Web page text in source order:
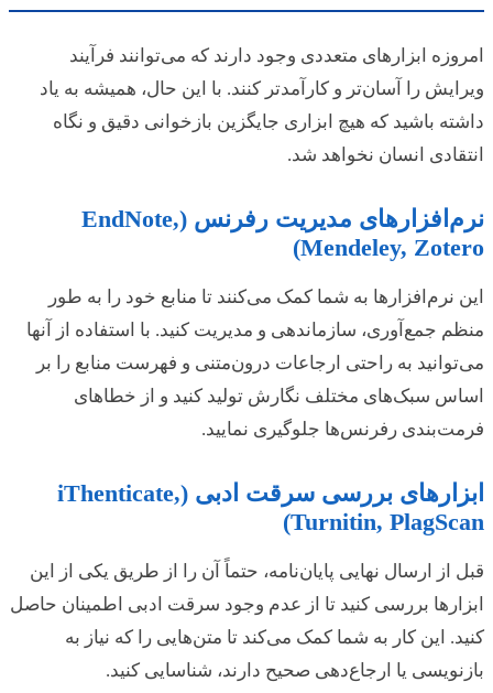
امروزه ابزارهای متعددی وجود دارند که می‌توانند فرآیند
ویرایش را آسان‌تر و کارآمدتر کنند. با این حال، همیشه به یاد
داشته باشید که هیچ ابزاری جایگزین بازخوانی دقیق و نگاه
انتقادی انسان نخواهد شد.
نرم‌افزارهای مدیریت رفرنس (EndNote,
Mendeley, Zotero)
این نرم‌افزارها به شما کمک می‌کنند تا منابع خود را به طور
منظم جمع‌آوری، سازماندهی و مدیریت کنید. با استفاده از آنها
می‌توانید به راحتی ارجاعات درون‌متنی و فهرست منابع را بر
اساس سبک‌های مختلف نگارش تولید کنید و از خطاهای
فرمت‌بندی رفرنس‌ها جلوگیری نمایید.
ابزارهای بررسی سرقت ادبی (iThenticate,
Turnitin, PlagScan)
قبل از ارسال نهایی پایان‌نامه، حتماً آن را از طریق یکی از این
ابزارها بررسی کنید تا از عدم وجود سرقت ادبی اطمینان حاصل
کنید. این کار به شما کمک می‌کند تا متن‌هایی را که نیاز به
بازنویسی یا ارجاع‌دهی صحیح دارند، شناسایی کنید.